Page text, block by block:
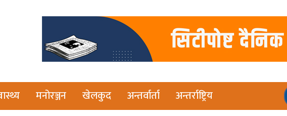
मनोरञ्जन खेलकुद अन्तर्वार्ता अन्तर्राष्ट्रिय